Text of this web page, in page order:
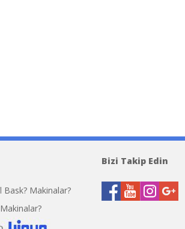
Bask? Makinalar?
Bizi Takip Edin
Bolso Alexander Wang